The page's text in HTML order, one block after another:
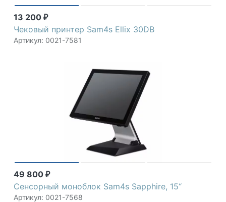
13 200 ₽
Чековый принтер Sam4s Ellix 30DB
Артикул: 0021-7581
49 800 ₽
Сенсорный моноблок Sam4s Sapphire, 15“
Артикул: 0021-7568